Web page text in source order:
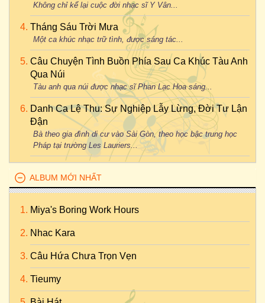
Không chỉ kể lại cuộc đời nhạc sĩ Y Vân...
Tháng Sáu Trời Mưa
Một ca khúc nhạc trữ tình, được sáng tác...
Câu Chuyện Tình Buồn Phía Sau Ca Khúc Tàu Anh
Qua Núi
Tàu anh qua núi được nhạc sĩ Phan Lạc Hoa sáng...
Danh Ca Lệ Thu: Sự Nghiệp Lẫy Lừng, Đời Tư Lận
Đận
Bà theo gia đình di cư vào Sài Gòn, theo học bậc trung học
Pháp tại trường Les Lauriers...
ALBUM MỚI NHẤT
Miya's Boring Work Hours
Nhac Kara
Câu Hứa Chưa Trọn Vẹn
Tieumy